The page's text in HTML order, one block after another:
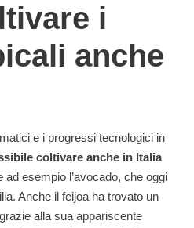
i
anche
e i progressi tecnologici in
coltivare anche in Italia
ad esempio l’avocado, che oggi
Anche il feijoa ha trovato un
alla sua appariscente